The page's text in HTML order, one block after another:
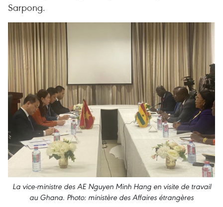
Sarpong.
La vice-ministre des AE Nguyen Minh Hang en visite de travail
au Ghana. Photo: ministère des Affaires étrangères